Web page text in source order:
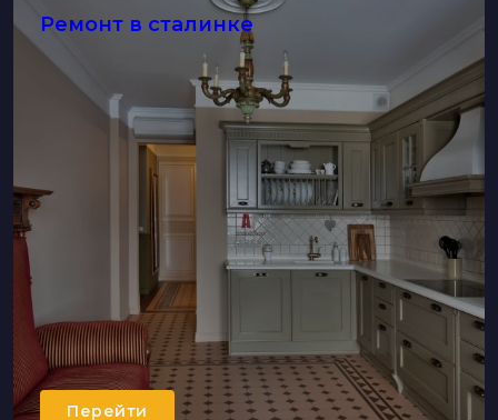
Ремонт в сталинке
Перейти